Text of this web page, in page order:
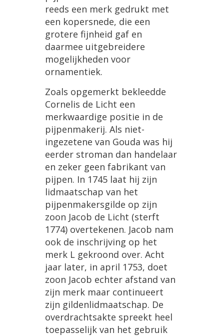
reeds een merk gedrukt met
een kopersnede, die een
grotere fijnheid gaf en
daarmee uitgebreidere
mogelijkheden voor
ornamentiek.
Zoals opgemerkt bekleedde
Cornelis de Licht een
merkwaardige positie in de
pijpenmakerij. Als niet-
ingezetene van Gouda was hij
eerder stroman dan handelaar
en zeker geen fabrikant van
pijpen. In 1745 laat hij zijn
lidmaatschap van het
pijpenmakersgilde op zijn
zoon Jacob de Licht (sterft
1774) overtekenen. Jacob nam
ook de inschrijving op het
merk L gekroond over. Acht
jaar later, in april 1753, doet
zoon Jacob echter afstand van
zijn merk maar continueert
zijn gildenlidmaatschap. De
overdrachtsakte spreekt heel
toepasselijk van het gebruik